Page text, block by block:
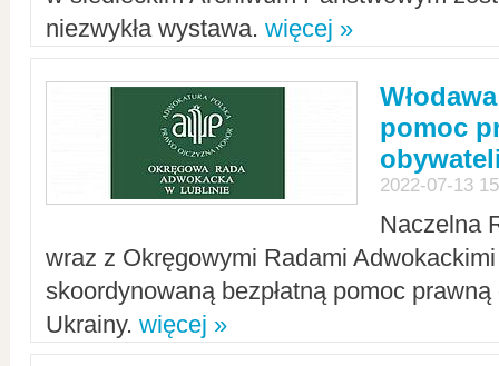
niezwykła wystawa. więcej »
pomoc
2022-07-13
Naczelna
wraz z Okręgowymi Radami Adwokackimi
skoordynowaną bezpłatną pomoc
Ukrainy. więcej »